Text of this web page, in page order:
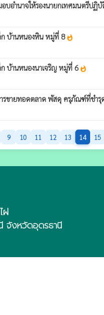
อบอำนาจให้รองนายกเทศมนตรีป
ก บ้านหนองหิน หมู่ที่ 8whatshot
ก บ้านหนองนาเจริญ หมู่ที่ 6whatshot
ารขายทอดตลาด พัสดุ ครุภัณฑ์ที่
9 10 11 12 13 14 15
ผ่
จังหวัดอุดรธานี